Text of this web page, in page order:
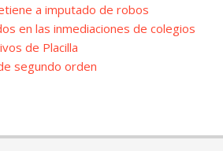
a imputado de robos
en las inmediaciones de colegios
de Placilla
segundo orden